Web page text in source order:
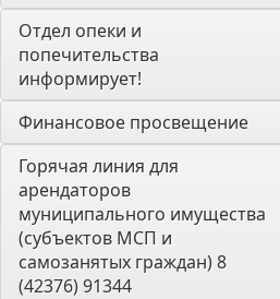
Отдел опеки и
попечительства
информирует!
Финансовое просвещение
Горячая линия для
арендаторов
муниципального имущества
(субъектов МСП и
самозанятых граждан) 8
(42376) 91344